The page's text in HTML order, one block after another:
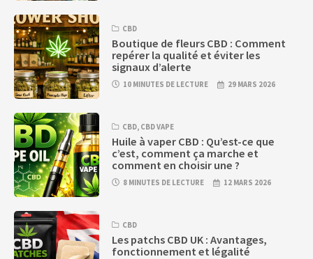
CBD
Boutique de fleurs CBD : Comment
repérer la qualité et éviter les
signaux d’alerte
10 MINUTES DE LECTURE 29 MARS 2026
CBD, CBD VAPE
Huile à vaper CBD : Qu’est-ce que
c’est, comment ça marche et
comment en choisir une ?
8 MINUTES DE LECTURE 12 MARS 2026
CBD
Les patchs CBD UK : Avantages,
fonctionnement et légalité